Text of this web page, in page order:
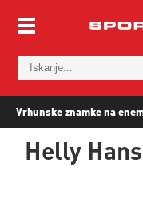
Vrhunske znamke na
Helly